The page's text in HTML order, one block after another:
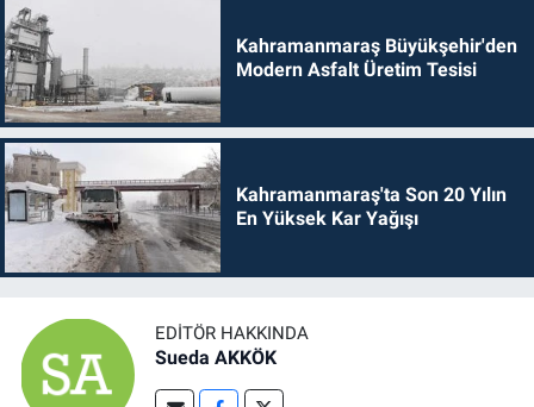
Kahramanmaraş Büyükşehir'den
Modern Asfalt Üretim Tesisi
Kahramanmaraş'ta Son 20 Yılın
En Yüksek Kar Yağışı
EDITÖR HAKKINDA
Sueda AKKÖK